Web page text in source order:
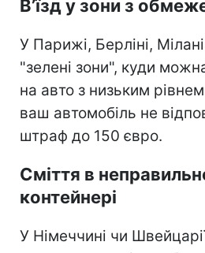
В’їзд у зони з
У Парижі, Берліні,
"зелені зони", куди
на авто з низьким
ваш автомобіль не
штраф до 150 євро.
Сміття в
контейнері
У Німеччині чи